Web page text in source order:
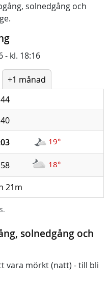
, solnedgång och
.
- kl. 18:16
+1 månad
19°
18°
21m
solnedgång och
vara mörkt (natt) - till bli